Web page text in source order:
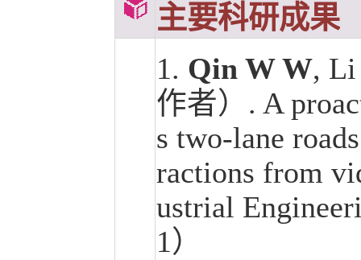
主要科研成果
1. Qin W W, Li
作者）. A
s two-lane
ractions from
ustrial
1）